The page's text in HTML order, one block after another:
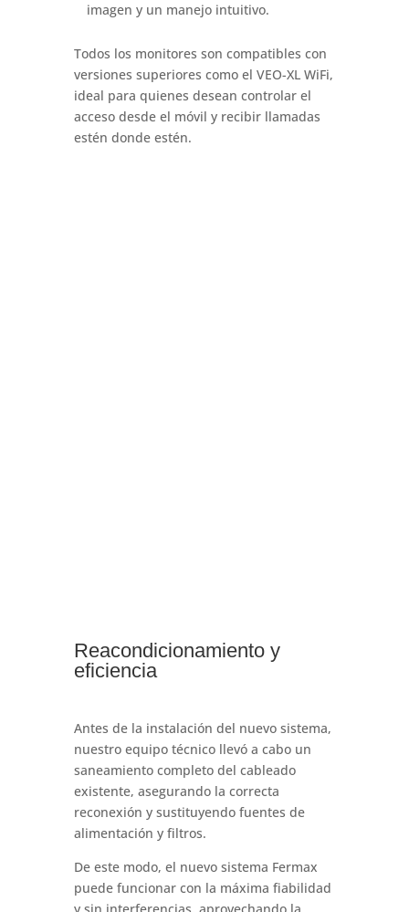
imagen y un manejo intuitivo.
Todos los monitores son compatibles con
versiones superiores como el VEO-XL WiFi,
ideal para quienes desean controlar el
acceso desde el móvil y recibir llamadas
estén donde estén.
Reacondicionamiento y
eficiencia
Antes de la instalación del nuevo sistema,
nuestro equipo técnico llevó a cabo un
saneamiento completo del cableado
existente, asegurando la correcta
reconexión y sustituyendo fuentes de
alimentación y filtros.
De este modo, el nuevo sistema Fermax
puede funcionar con la máxima fiabilidad